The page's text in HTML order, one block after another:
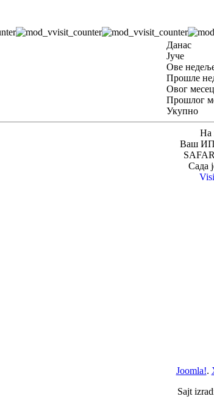
Данас
Јуче
Ове
Прошле
Овог
Прошлог
Укупно
На
Ваш
Сада
Joomla!.
Sajt